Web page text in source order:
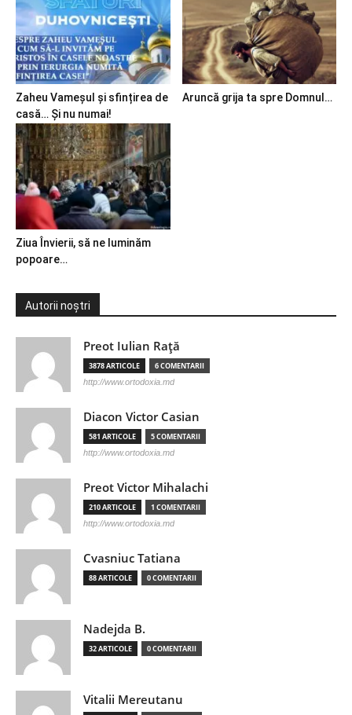
Zaheu Vameșul și sfințirea de
casă… Și nu numai!
Aruncă grija ta spre Domnul…
Ziua Învierii, să ne luminăm
popoare…
Autorii noștri
Preot Iulian Raţă
3878 ARTICOLE 6 COMENTARII
http://www.ortodoxia.md
Diacon Victor Casian
581 ARTICOLE 5 COMENTARII
http://www.ortodoxia.md
Preot Victor Mihalachi
210 ARTICOLE 1 COMENTARII
http://www.ortodoxia.md
Cvasniuc Tatiana
88 ARTICOLE 0 COMENTARII
Nadejda B.
32 ARTICOLE 0 COMENTARII
Vitalii Mereutanu